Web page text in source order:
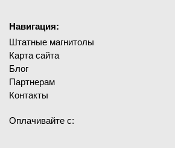
Навигация:
Штатные магнитолы
Карта сайта
Блог
Партнерам
Контакты
Оплачивайте с: